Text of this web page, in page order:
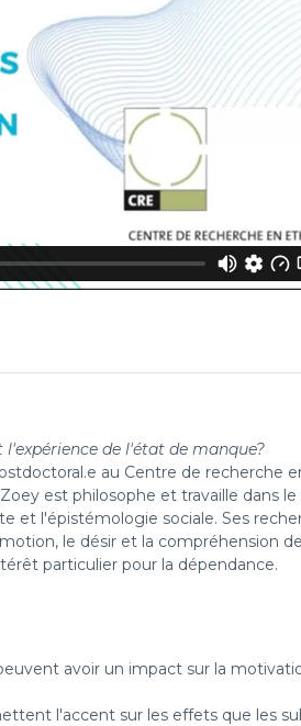
de l'état de manque?
au Centre de recherche
est philosophe et travaille dans
et l'épistémologie sociale. Ses
le désir et la compréhension
particulier pour la dépendance.
avoir un impact sur la
l'accent sur les effets que les